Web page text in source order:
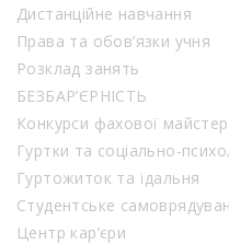
Дистанційне навчання
Права та обов’язки учня
Розклад занять
БЕЗБАР’ЄРНІСТЬ
Конкурси фахової
Гуртки та
Гуртожиток та їдальня
Студентське
Центр кар’єри